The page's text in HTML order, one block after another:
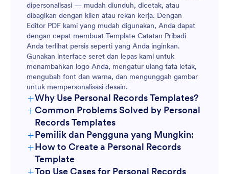
dipersonalisasi — mudah diunduh, dicetak, atau
dibagikan dengan klien atau rekan kerja. Dengan
Editor PDF kami yang mudah digunakan, Anda dapat
dengan cepat membuat Template Catatan Pribadi
Anda terlihat persis seperti yang Anda inginkan.
Gunakan interface seret dan lepas kami untuk
menambahkan logo Anda, mengatur ulang tata letak,
mengubah font dan warna, dan mengunggah gambar
untuk mempersonalisasi desain.
+Why Use Personal Records Templates?
+Common Problems Solved by Personal
Records Templates
+Pemilik dan Pengguna yang Mungkin:
+How to Create a Personal Records
Template
Top Use Cases for Personal Records